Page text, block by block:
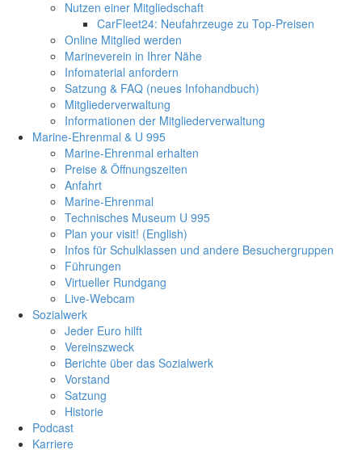
Nutzen einer Mitgliedschaft
CarFleet24: Neufahrzeuge zu Top-Preisen
Online Mitglied werden
Marineverein in Ihrer Nähe
Infomaterial anfordern
Satzung & FAQ (neues Infohandbuch)
Mitgliederverwaltung
Informationen der Mitgliederverwaltung
Marine-Ehrenmal & U 995
Marine-Ehrenmal erhalten
Preise & Öffnungszeiten
Anfahrt
Marine-Ehrenmal
Technisches Museum U 995
Plan your visit! (English)
Infos für Schulklassen und andere Besuchergruppen
Führungen
Virtueller Rundgang
Live-Webcam
Sozialwerk
Jeder Euro hilft
Vereinszweck
Berichte über das Sozialwerk
Vorstand
Satzung
Historie
Podcast
Karriere